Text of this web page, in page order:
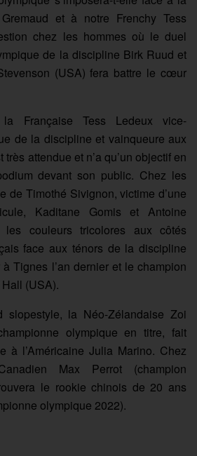
et à notre Frenchy Tess
chez les hommes où le duel
de la discipline Birk Ruud et
(USA) fera battre le cœur
Française Tess Ledeux vice-
de la discipline et vainqueure aux
attendue et n’a qu’un objectif en
devant son public. Chez les
de Timothé Sivignon, victime d’une
Kaditane Gomis et Antoine
les couleurs tricolores aux côtés
face aux ténors de la discipline
Tignes l’an dernier et le champion
(USA).
slopestyle, la Néo-Zélandaise Zoi
olympique en titre, fait
à l’Américaine Julia Marino. Chez
Max Perrot (champion
le rookie chinois de 20 ans
olympique 2022).